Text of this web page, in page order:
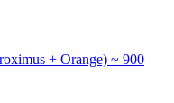
+ Orange) ~ 900